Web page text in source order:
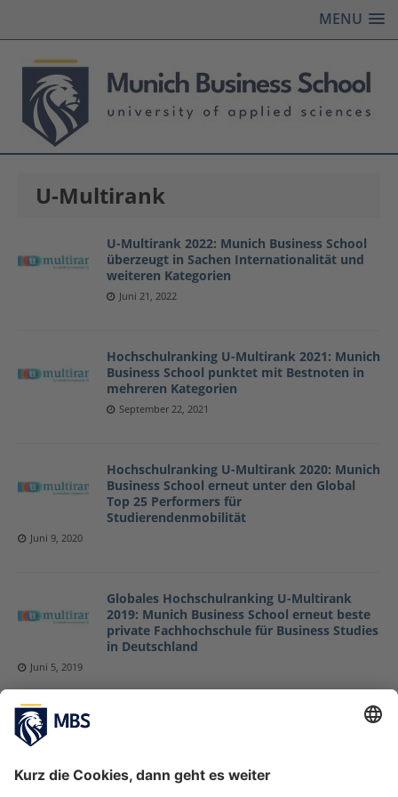
MENU
U-Multirank
U-Multirank 2022: Munich Business School
überzeugt in Sachen Internationalität und
weiteren Kategorien
Juni 21, 2022
Hochschulranking U-Multirank 2021: Munich
Business School punktet mit Bestnoten in
mehreren Kategorien
September 22, 2021
Hochschulranking U-Multirank 2020: Munich
Business School erneut unter den Global
Top 25 Performers für
Studierendenmobilität
Juni 9, 2020
Globales Hochschulranking U-Multirank
2019: Munich Business School erneut beste
private Fachhochschule für Business Studies
in Deutschland
Juni 5, 2019
für „Business Studies“